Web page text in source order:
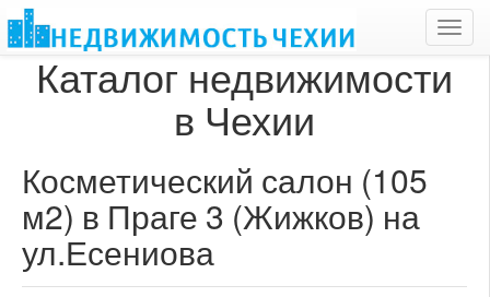
Каталог недвижимости
в Чехии
Косметический салон (105
м2) в Праге 3 (Жижков) на
ул.Есениова